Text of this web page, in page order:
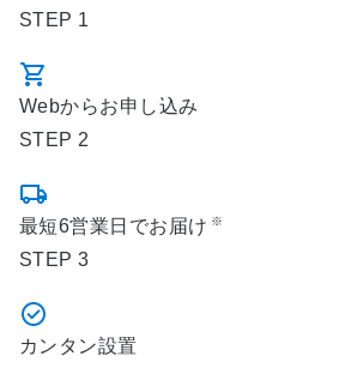
STEP 1
Webからお申し込み
STEP 2
最短6営業日でお届け ※
STEP 3
カンタン設置